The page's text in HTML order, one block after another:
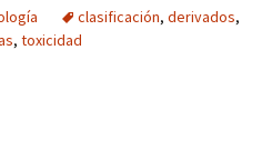
clasificación, derivados,
, toxicidad